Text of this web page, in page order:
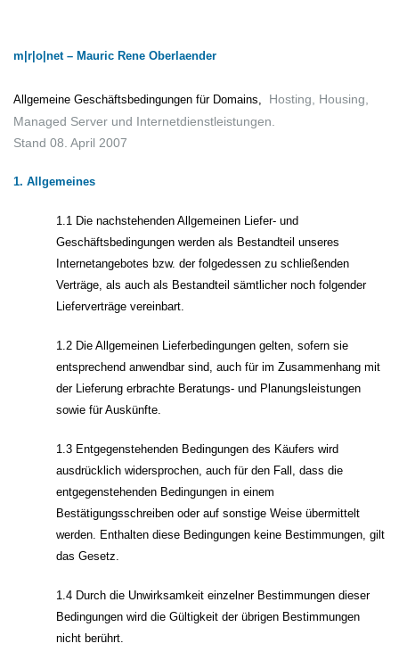
m|r|o|net – Mauric Rene Oberlaender
Allgemeine Geschäftsbedingungen für Domains, Hosting, Housing,
Managed Server und Internetdienstleistungen.
Stand 08. April 2007
1. Allgemeines
1.1 Die nachstehenden Allgemeinen Liefer- und
Geschäftsbedingungen werden als Bestandteil unseres
Internetangebotes bzw. der folgedessen zu schließenden
Verträge, als auch als Bestandteil sämtlicher noch folgender
Lieferverträge vereinbart.
1.2 Die Allgemeinen Lieferbedingungen gelten, sofern sie
entsprechend anwendbar sind, auch für im Zusammenhang mit
der Lieferung erbrachte Beratungs- und Planungsleistungen
sowie für Auskünfte.
1.3 Entgegenstehenden Bedingungen des Käufers wird
ausdrücklich widersprochen, auch für den Fall, dass die
entgegenstehenden Bedingungen in einem
Bestätigungsschreiben oder auf sonstige Weise übermittelt
werden. Enthalten diese Bedingungen keine Bestimmungen, gilt
das Gesetz.
1.4 Durch die Unwirksamkeit einzelner Bestimmungen dieser
Bedingungen wird die Gültigkeit der übrigen Bestimmungen
nicht berührt.